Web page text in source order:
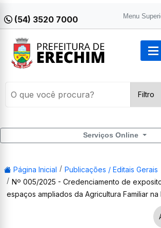
(54) 3520 7000 Menu
Serviços Online
Página Inicial
Publicações / Editais Gerais
Nº 005/2025 - Credenciamento de
espaços ampliados da Agricultura Familiar na